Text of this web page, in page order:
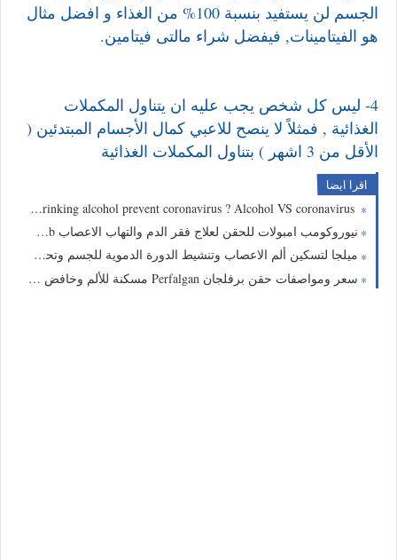
الجسم لن يستفيد بنسبة 100% من الغذاء و افضل مثال
هو الفيتامينات, فيفضل شراء مالتى فيتامين.
4- ليس كل شخص يجب عليه ان يتناول المكملات
الغذائية , فمثلاً لا ينصح للاعبي كمال الأجسام المبتدئين (
الأقل من 3 اشهر ) بتناول المكملات الغذائية
اقرا ايضا
نيوروكومب امبولات للحقن لعلاج فقر الدم والتهاب الاعصاب Neurocomb
ميلجا لتسكين ألم الاعصاب وتنشيط الدورة الدموية للجسم وتحسين الجهاز العصبي والحركى Milga
سعر ومواصفات حقن برفلجان Perfalgan مسكنة للألم وخافض للحرارة